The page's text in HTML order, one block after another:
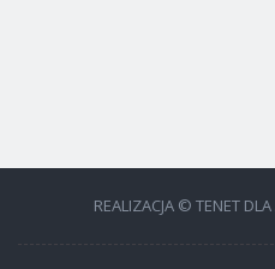
REALIZACJA © TENET